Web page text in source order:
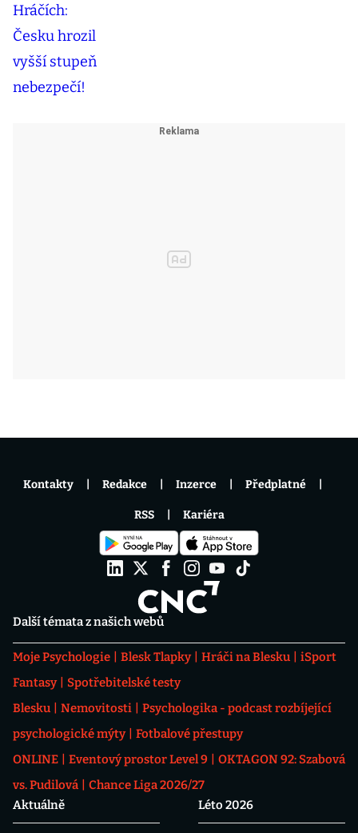
Další témata z našich webů
Moje Psychologie Blesk Tlapky Hráči na Blesku
iSport
Fantasy
Spotřebitelské testy
Blesku
Nemovitosti
Psychologika - podcast rozbíjející
psychologické mýty
Fotbalové přestupy
ONLINE
Eventový prostor Level 9
OKTAGON 92: Szabová
vs. Pudilová
Chance Liga 2026/27
Aktuálně
Léto 2026
Kontakty Redakce Inzerce Předplatné
RSS Kariéra